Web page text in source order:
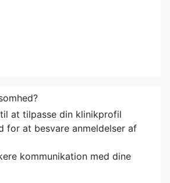
at tilpasse din klinikprofil
for at besvare anmeldelser af
kommunikation med dine